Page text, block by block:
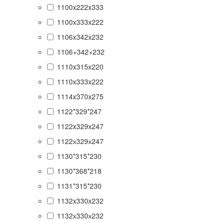
1100x222x333
1100x333x222
1106x342x232
1106×342×232
1110x315x220
1110x333x222
1114x370x275
1122*329*247
1122x329x247
1122х329х247
1130*315*230
1130*368*218
1131*315*230
1132x330x232
1132х330х232